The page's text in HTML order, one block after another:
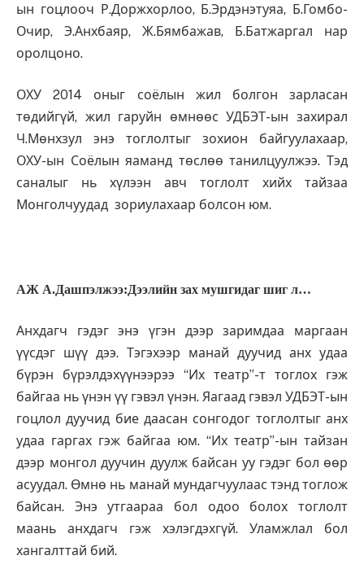
ын гоцлооч Р.Доржхорлоо, Б.Эрдэнэтуяа, Б.Гомбо-
Очир, Э.Анхбаяр, Ж.Бямбажав, Б.Батжаргал нар
оролцоно.
ОХУ 2014 оныг соёлын жил болгон зарласан
төдийгүй, жил гаруйн өмнөөс УДБЭТ-ын захирал
Ч.Мөнхзул энэ тоглолтыг зохион байгуулахаар,
ОХУ-ын Соёлын яаманд төслөө танилцуулжээ. Тэд
саналыг нь хүлээн авч тоглолт хийх тайзаа
Монголчуудад зориулахаар болсон юм.
АЖ А.Дашпэлжээ:Дээлийн зах мушгидаг шиг л…
Анхдагч гэдэг энэ үгэн дээр заримдаа маргаан
үүсдэг шүү дээ. Тэгэхээр манай дуучид анх удаа
бүрэн бүрэлдэхүүнээрээ “Их театр”-т тоглох гэж
байгаа нь үнэн үү гэвэл үнэн. Яагаад гэвэл УДБЭТ-ын
гоцлол дуучид бие даасан сонгодог тоглолтыг анх
удаа гаргах гэж байгаа юм. “Их театр”-ын тайзан
дээр монгол дуучин дуулж байсан уу гэдэг бол өөр
асуудал. Өмнө нь манай мундагчуулаас тэнд тоглож
байсан. Энэ утгаараа бол одоо болох тоглолт
маань анхдагч гэж хэлэгдэхгүй. Уламжлал бол
хангалттай бий.